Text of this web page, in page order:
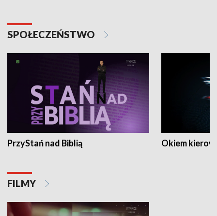
SPOŁECZEŃSTWO
PrzyStań nad Biblią Okiem
FILMY